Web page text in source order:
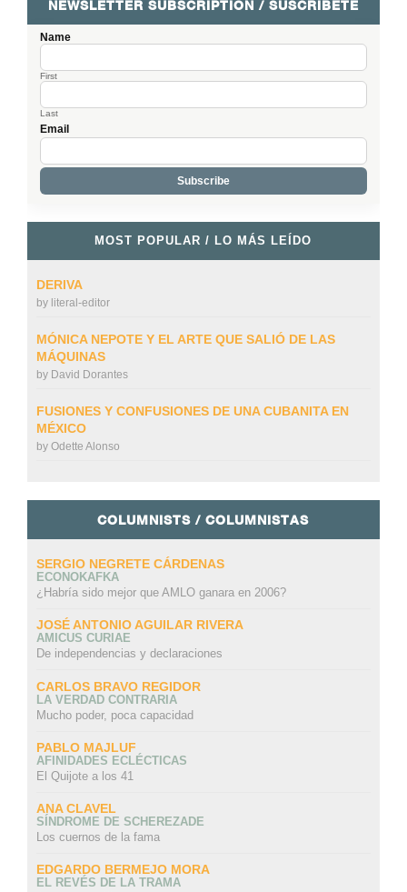
NEWSLETTER SUBSCRIPTION / SUSCRÍBETE
Name
First
Last
Email
MOST POPULAR / LO MÁS LEÍDO
DERIVA
by literal-editor
MÓNICA NEPOTE Y EL ARTE QUE SALIÓ DE LAS
MÁQUINAS
by David Dorantes
FUSIONES Y CONFUSIONES DE UNA CUBANITA EN
MÉXICO
by Odette Alonso
COLUMNISTS / COLUMNISTAS
SERGIO NEGRETE CÁRDENAS
ECONOKAFKA
¿Habría sido mejor que AMLO ganara en 2006?
JOSÉ ANTONIO AGUILAR RIVERA
AMICUS CURIAE
De independencias y declaraciones
CARLOS BRAVO REGIDOR
LA VERDAD CONTRARIA
Mucho poder, poca capacidad
PABLO MAJLUF
AFINIDADES ECLÉCTICAS
El Quijote a los 41
ANA CLAVEL
SÍNDROME DE SCHEREZADE
Los cuernos de la fama
EDGARDO BERMEJO MORA
EL REVÉS DE LA TRAMA